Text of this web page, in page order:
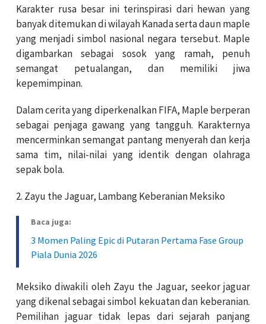
Karakter rusa besar ini terinspirasi dari hewan yang
banyak ditemukan di wilayah Kanada serta daun maple
yang menjadi simbol nasional negara tersebut. Maple
digambarkan sebagai sosok yang ramah, penuh
semangat petualangan, dan memiliki jiwa
kepemimpinan.
Dalam cerita yang diperkenalkan FIFA, Maple berperan
sebagai penjaga gawang yang tangguh. Karakternya
mencerminkan semangat pantang menyerah dan kerja
sama tim, nilai-nilai yang identik dengan olahraga
sepak bola.
2. Zayu the Jaguar, Lambang Keberanian Meksiko
Baca juga:
3 Momen Paling Epic di Putaran Pertama Fase Group
Piala Dunia 2026
Meksiko diwakili oleh Zayu the Jaguar, seekor jaguar
yang dikenal sebagai simbol kekuatan dan keberanian.
Pemilihan jaguar tidak lepas dari sejarah panjang